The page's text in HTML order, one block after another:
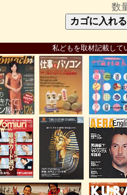
数
私どもを取材記載して